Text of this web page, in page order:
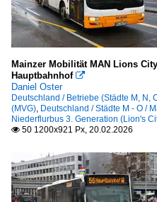
Mainzer Mobilität MAN Lions
Hauptbahnhof 
Daniel Oster
Deutschland / Betriebe (Städte M, N,
(MVG), Deutschland / Städte M - O /
Niederflurbus 3. Generation (Lion's
 50 1200x921 Px, 20.02.2026